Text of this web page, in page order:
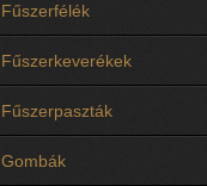
Fűszerfélék
Fűszerkeverékek
Fűszerpaszták
Gombák